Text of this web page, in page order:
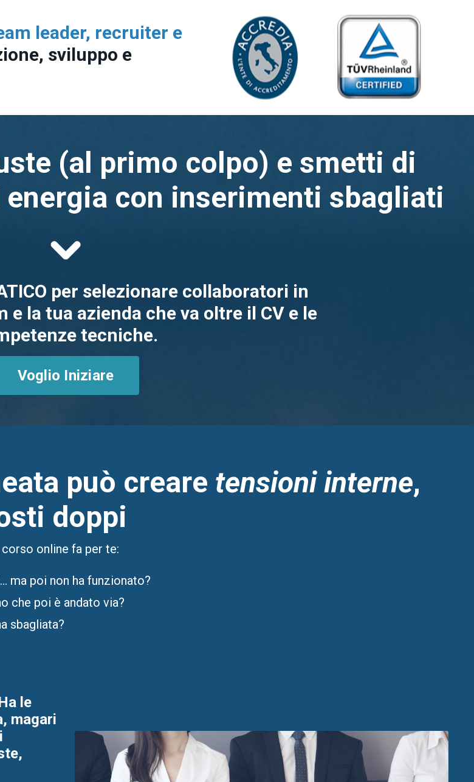
leader, recruiter e
sviluppo e
(al primo colpo) e smetti di
con inserimenti sbagliati
per selezionare collaboratori in
e la tua azienda che va oltre il CV e le
tecniche.
Voglio Iniziare
può creare tensioni interne,
doppi
online fa per te:
ma poi non ha funzionato?
che poi è andato via?
sbagliata?
le
magari